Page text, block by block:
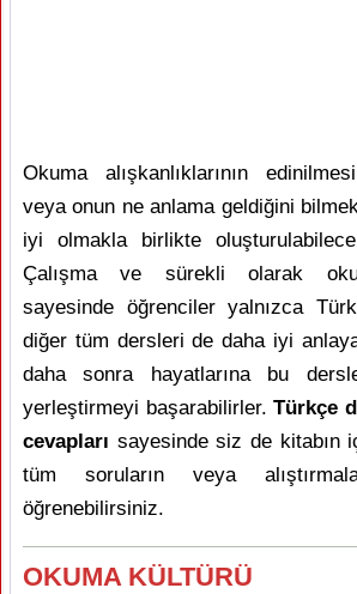
Okuma alışkanlıklarının
veya onun ne anlama geldiğini
iyi olmakla birlikte
Çalışma ve sürekli olarak
sayesinde öğrenciler yalnızca
diğer tüm dersleri de daha iyi
daha sonra hayatlarına bu
yerleştirmeyi başarabilirler. Türkçe
cevapları sayesinde siz de kitabın
tüm soruların veya
öğrenebilirsiniz.
OKUMA KÜLTÜRÜ